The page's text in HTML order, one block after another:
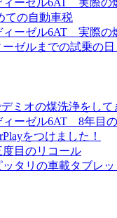
ーゼル6AT 実際の
ての自動車税
ーゼル6AT 実際の
ーゼルまでの試乗の
ミオの煤洗浄をして
ーゼル6AT 8年目
をつけました！
目のリコール
タリの車載タブレッ